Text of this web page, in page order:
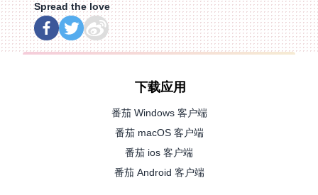
Spread the love
下载应用
番茄 Windows 客户端
番茄 macOS 客户端
番茄 ios 客户端
番茄 Android 客户端